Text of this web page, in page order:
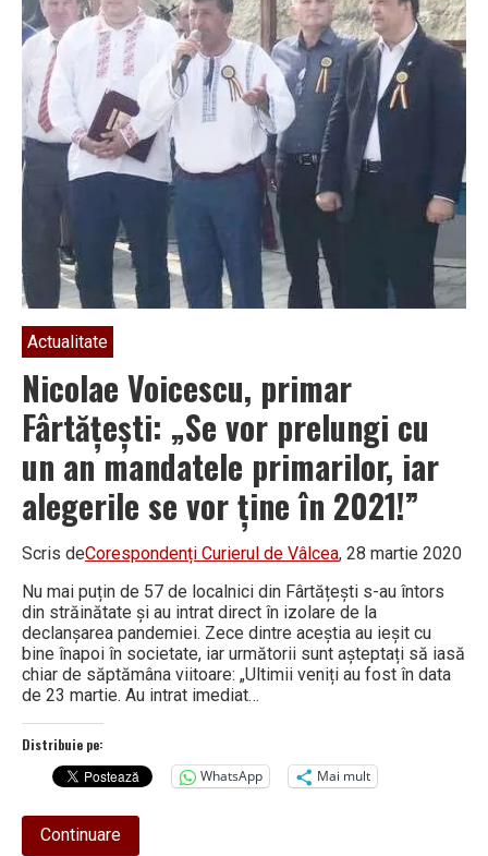
Actualitate
Nicolae Voicescu, primar
Fârtățești: „Se vor prelungi cu
un an mandatele primarilor, iar
alegerile se vor ține în 2021!”
Scris deCorespondenți Curierul de Vâlcea, 28 martie 2020
Nu mai puțin de 57 de localnici din Fârtățești s-au întors
din străinătate și au intrat direct în izolare de la
declanșarea pandemiei. Zece dintre aceștia au ieșit cu
bine înapoi în societate, iar următorii sunt așteptați să iasă
chiar de săptămâna viitoare: „Ultimii veniți au fost în data
de 23 martie. Au intrat imediat…
Distribuie pe:
WhatsApp
Mai mult
Continuareabout
Nicolae